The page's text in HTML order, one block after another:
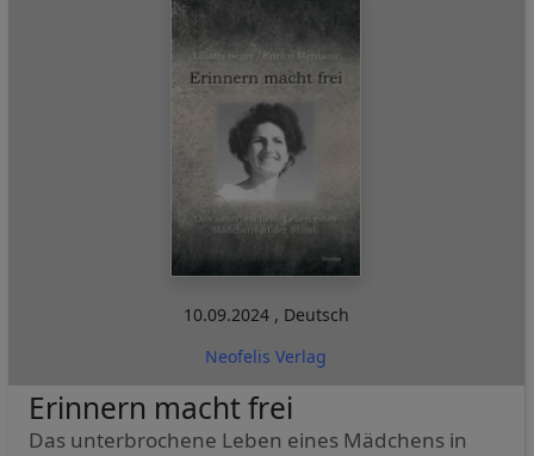
10.09.2024 , Deutsch
Neofelis Verlag
Erinnern macht frei
Das unterbrochene Leben eines Mädchens in